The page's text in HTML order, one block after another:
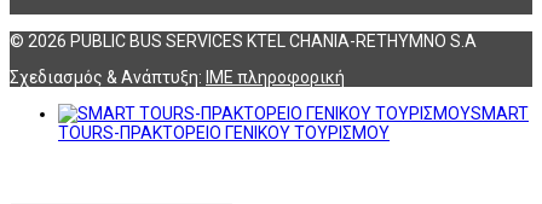
© 2026 PUBLIC BUS SERVICES KTEL CHANIA-RETHYMNO S.A
Σχεδιασμός & Ανάπτυξη: ΙΜΕ πληροφορική
SMART
TOURS-ΠΡΑΚΤΟΡΕΙΟ ΓΕΝΙΚΟΥ ΤΟΥΡΙΣΜΟΥ